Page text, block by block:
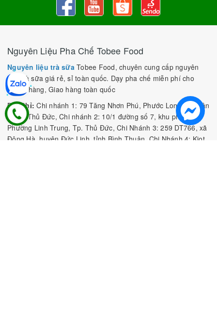
Nguyên Liệu Pha Chế Tobee Food
Nguyên liệu trà sữa Tobee Food, chuyên cung cấp nguyên
liệu trà sữa giá rẻ, sỉ toàn quốc. Dạy pha chế miễn phí cho
khách hàng, Giao hàng toàn quốc
Địa Chỉ: Chi nhánh 1: 79 Tăng Nhơn Phú, Phước Long B, Quận
9, TP. Thủ Đức, Chi nhánh 2: 10/1 đường số 7, khu phố 3,
Phường Linh Trung, Tp. Thủ Đức, Chi Nhánh 3: 259 DT766, xã
Đông Hà, huyện Đức Linh, tỉnh Bình Thuận, Chi Nhánh 4: Kiot